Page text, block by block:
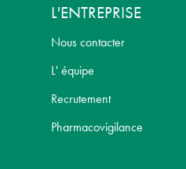
L'ENTREPRISE
Nous contacter
L' équipe
Recrutement
Pharmacovigilance